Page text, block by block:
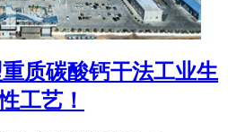
质碳酸钙干法工业生
工艺！